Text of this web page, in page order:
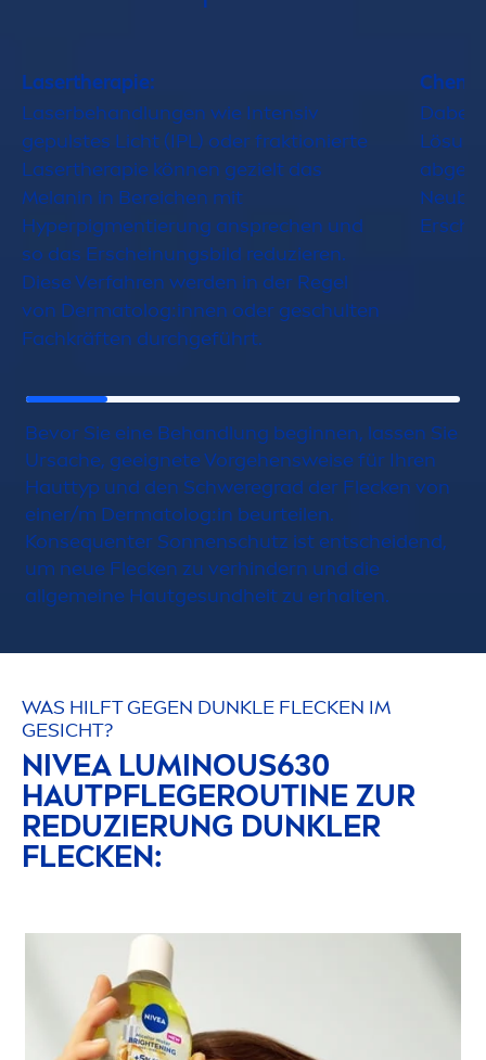
Lasertherapie:
Laserbehandlungen wie Intensiv
gepulstes Licht (IPL) oder fraktionierte
Lasertherapie können gezielt das
Melanin in Bereichen mit
Hyperpigmentierung ansprechen und
so das Erscheinungsbild reduzieren.
Diese Verfahren werden in der Regel
von Dermatolog:innen oder geschulten
Fachkräften durchgeführt.
Dabei
Lösun
Bevor Sie eine Behandlung beginnen, lassen Sie
Ursache, geeignete Vorgehensweise für Ihren
Hauttyp und den Schweregrad der Flecken von
einer/m Dermatolog:in beurteilen.
Konsequenter Sonnenschutz ist entscheidend,
um neue Flecken zu verhindern und die
allgemeine Hautgesundheit zu erhalten.
WAS HILFT GEGEN DUNKLE FLECKEN IM
GESICHT?
NIVEA LUMINOUS630
HAUTPFLEGEROUTINE ZUR
REDUZIERUNG DUNKLER
FLECKEN: